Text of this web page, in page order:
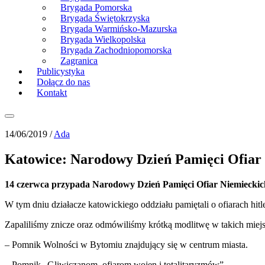
Brygada Pomorska
Brygada Świętokrzyska
Brygada Warmińsko-Mazurska
Brygada Wielkopolska
Brygada Zachodniopomorska
Zagranica
Publicystyka
Dołącz do nas
Kontakt
14/06/2019 /Ada
Katowice: Narodowy Dzień Pamięci
14 czerwca przypada Narodowy Dzień Pamięci Ofiar
W tym dniu działacze katowickiego oddziału pamiętali o ofiarach
Zapaliliśmy znicze oraz odmówiliśmy krótką modlitwę w takich
– Pomnik Wolności w Bytomiu znajdujący się w centrum miasta.